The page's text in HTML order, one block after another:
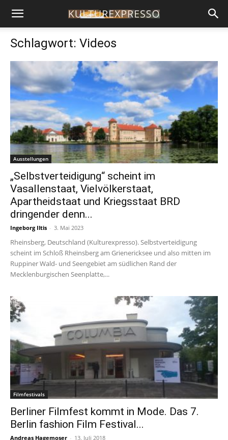
Schlagwort: Videos
Ausstellungen
„Selbstverteidigung“ scheint im
Vasallenstaat, Vielvölkerstaat,
Apartheidstaat und Kriegsstaat BRD
dringender denn...
Ingeborg Iltis - 3. Mai 2023
Rheinsberg, Deutschland (Kulturexpresso). Selbstverteidigung
scheint im Schloß Rheinsberg am Grienericksee und also mitten im
Ruppiner Wald- und Seengebiet am südlichen Rand der
Mecklenburgischen Seenplatte,...
Filmfestivals
Berliner Filmfest kommt in Mode. Das 7.
Berlin fashion Film Festival...
Andreas Hagemoser - 13. Juli 2018